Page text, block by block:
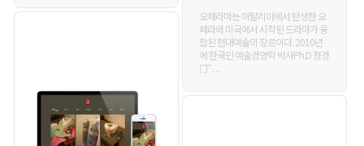
오페라마는 이탈리아에서 탄생한 오
페라와 미국에서 시작된 드라마가 융
합된 현대예술의 장르이다. 2010년
에 한국인 예술경영학 박사Ph.D 정경
(丁 . . .